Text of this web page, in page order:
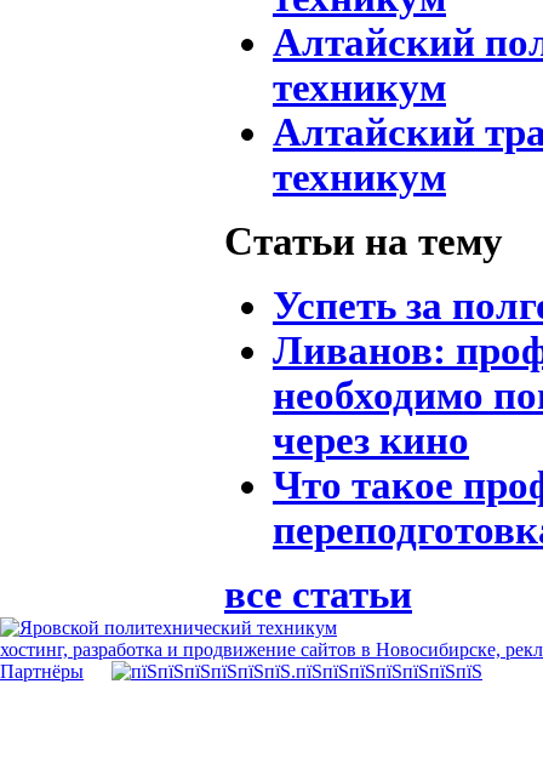
Алтайский
техникум
Алтайский
техникум
Статьи на тему
Успеть за
Ливанов:
необходимо
через кино
Что такое
все статьи
хостинг, разработка и продвижение сайтов в Новосибирске,
Партнёры